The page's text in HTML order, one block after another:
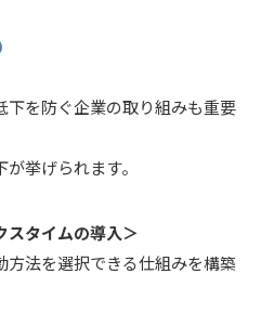
を防ぐ企業の取り組みも重要
挙げられます。
スタイムの導入＞
方法を選択できる仕組みを構築